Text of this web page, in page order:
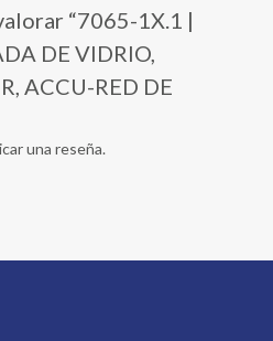
“7065-1X.1 |
DE VIDRIO,
ACCU-RED DE
una reseña.